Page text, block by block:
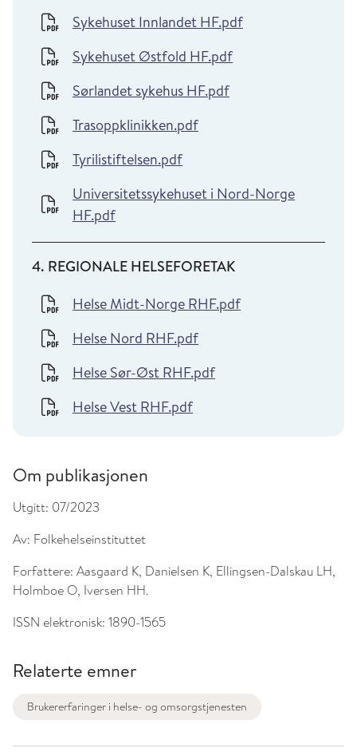
Sykehuset Innlandet HF.pdf
Sykehuset Østfold HF.pdf
Sørlandet sykehus HF.pdf
Trasoppklinikken.pdf
Tyrilistiftelsen.pdf
Universitetssykehuset i Nord-Norge
HF.pdf
4. REGIONALE HELSEFORETAK
Helse Midt-Norge RHF.pdf
Helse Nord RHF.pdf
Helse Sør-Øst RHF.pdf
Helse Vest RHF.pdf
Om publikasjonen
Utgitt: 07/2023
Av: Folkehelseinstituttet
Forfattere: Aasgaard K, Danielsen K, Ellingsen-Dalskau LH,
Holmboe O, Iversen HH.
ISSN elektronisk: 1890-1565
Relaterte emner
Brukererfaringer i helse- og omsorgstjenesten